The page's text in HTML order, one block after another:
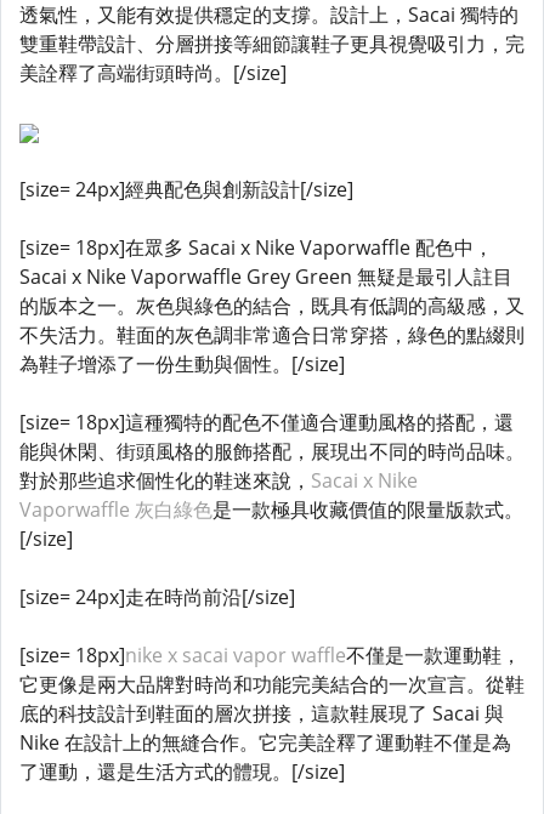
透氣性，又能有效提供穩定的支撐。設計上，Sacai 獨特的
雙重鞋帶設計、分層拼接等細節讓鞋子更具視覺吸引力，完
美詮釋了高端街頭時尚。[/size]
[size= 24px]經典配色與創新設計[/size]
[size= 18px]在眾多 Sacai x Nike Vaporwaffle 配色中，
Sacai x Nike Vaporwaffle Grey Green 無疑是最引人註目
的版本之一。灰色與綠色的結合，既具有低調的高級感，又
不失活力。鞋面的灰色調非常適合日常穿搭，綠色的點綴則
為鞋子增添了一份生動與個性。[/size]
[size= 18px]這種獨特的配色不僅適合運動風格的搭配，還
能與休閑、街頭風格的服飾搭配，展現出不同的時尚品味。
對於那些追求個性化的鞋迷來說， Sacai x Nike
Vaporwaffle 灰白綠色是一款極具收藏價值的限量版款式。
[/size]
[size= 24px]走在時尚前沿[/size]
[size= 18px]nike x sacai vapor waffle不僅是一款運動鞋，
它更像是兩大品牌對時尚和功能完美結合的一次宣言。從鞋
底的科技設計到鞋面的層次拼接，這款鞋展現了 Sacai 與
Nike 在設計上的無縫合作。它完美詮釋了運動鞋不僅是為
了運動，還是生活方式的體現。[/size]